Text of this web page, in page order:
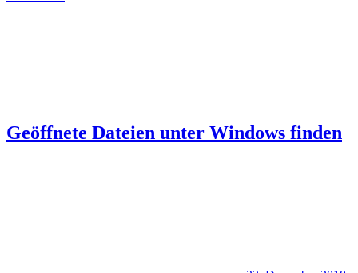
Geöffnete Dateien unter Windows finden